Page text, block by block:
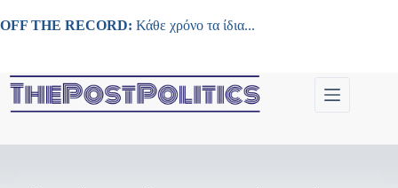
στο
OFF THE RECORD: Κάθε χρόνο τα ίδια...